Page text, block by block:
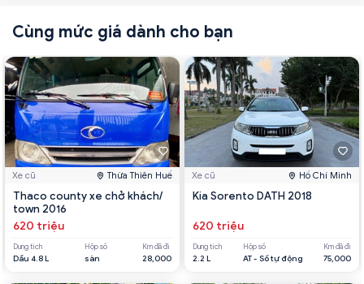
Cùng mức giá dành cho bạn
Xe cũ Thừa Thiên Huế
Thaco county xe chở khách/
town 2016
620 triệu
Dung tích
Dầu 4.8 L
Hộp số
sàn
Km đã đi
28,000
Xe cũ Hồ Chí Minh
Kia Sorento DATH 2018
620 triệu
Dung tích
2.2 L
Hộp số
AT - Số tự động
Km đã đi
75,000